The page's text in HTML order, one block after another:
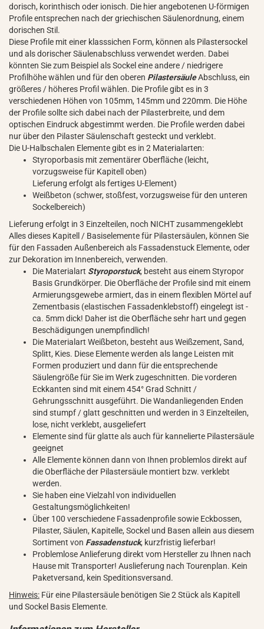
dorisch, korinthisch oder ionisch. Die hier angebotenen U-förmigen
Profile entsprechen nach der griechischen Säulenordnung, einem
dorischen Stil.
Diese Profile mit einer klasssichen Form, können als Pilastersockel
und als dorischer Säulenabschluss verwendet werden. Dabei
könnten Sie zum Beispiel als Sockel eine andere / niedrigere
Profilhöhe wählen und für den oberen PilastersäuleAbschluss, ein
größeres / höheres Profil wählen. Die Profile gibt es in 3
verschiedenen Höhen von 105mm, 145mm und 220mm. Die Höhe
der Profile sollte sich dabei nach der Pilasterbreite, und dem
optischen Eindruck abgestimmt werden. Die Profile werden dabei
nur über den Pilaster Säulenschaft gesteckt und verklebt.
Die U-Halbschalen Elemente gibt es in 2 Materialarten:
Styroporbasis mit zementärer Oberfläche (leicht,
vorzugsweise für Kapitell oben)
Lieferung erfolgt als fertiges U-Element)
Weißbeton (schwer, stoßfest, vorzugsweise für den unteren
Sockelbereich)
Lieferung erfolgt in 3 Einzelteilen, noch NICHT zusammengeklebt
Alles dieses Kapitell / Basiselemente für Pilastersäulen, können Sie
für den Fassaden Außenbereich als Fassadenstuck Elemente, oder
zur Dekoration im Innenbereich, verwenden.
Die Materialart Styroporstuck, besteht aus einem Styropor
Basis Grundkörper. Die Oberfläche der Profile sind mit einem
Armierungsgewebe armiert, das in einem flexiblen Mörtel auf
Zementbasis (elastischen Fassadenklebstoff) eingelegt ist -
ca. 5mm dick! Daher ist die Oberfläche sehr hart und gegen
Beschädigungen unempfindlich!
Die Materialart Weißbeton, besteht aus Weißzement, Sand,
Splitt, Kies. Diese Elemente werden als lange Leisten mit
Formen produziert und dann für die entsprechende
Säulengröße für Sie im Werk zugeschnitten. Die vorderen
Eckkanten sind mit einem 454° Grad Schnitt /
Gehrungsschnitt ausgeführt. Die Wandanliegenden Enden
sind stumpf / glatt geschnitten und werden in 3 Einzelteilen,
lose, nicht verklebt, ausgeliefert
Elemente sind für glatte als auch für kannelierte Pilastersäule
geeignet
Alle Elemente können dann von Ihnen problemlos direkt auf
die Oberfläche der Pilastersäule montiert bzw. verklebt
werden.
Sie haben eine Vielzahl von individuellen
Gestaltungsmöglichkeiten!
Über 100 verschiedene Fassadenprofile sowie Eckbossen,
Pilaster, Säulen, Kapitelle, Sockel und Basen allein aus diesem
Sortiment von Fassadenstuck, kurzfristig lieferbar!
Problemlose Anlieferung direkt vom Hersteller zu Ihnen nach
Hause mit Transporter! Auslieferung nach Tourenplan. Kein
Paketversand, kein Speditionsversand.
Hinweis: Für eine Pilastersäule benötigen Sie 2 Stück als Kapitell
und Sockel Basis Elemente.